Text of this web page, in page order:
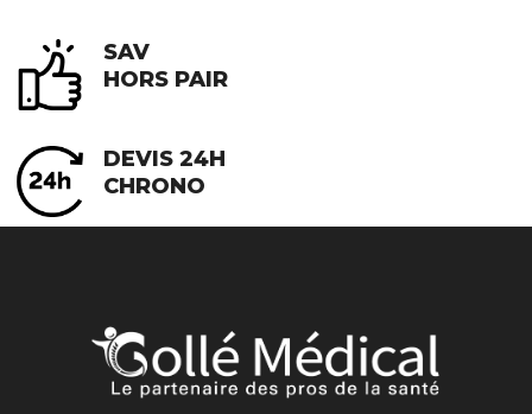
SAV
HORS PAIR
DEVIS 24H
CHRONO